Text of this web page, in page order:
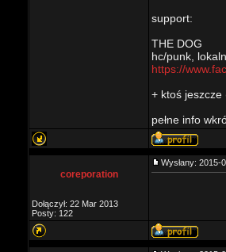
support:
THE DOG
hc/punk,
https://
+ ktoś jeszcze
pełne info
coreporation
Dołączył: 22 Mar 2013
Posty: 122
Wysłany: 2015-